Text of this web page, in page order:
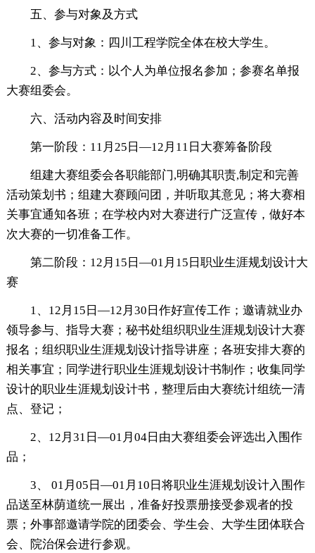
五、参与对象及方式
1、参与对象：四川工程学院全体在校大学生。
2、参与方式：以个人为单位报名参加；参赛名单报
大赛组委会。
六、活动内容及时间安排
第一阶段：11月25日—12月11日大赛筹备阶段
组建大赛组委会各职能部门,明确其职责,制定和完善
活动策划书；组建大赛顾问团，并听取其意见；将大赛相
关事宜通知各班；在学校内对大赛进行广泛宣传，做好本
次大赛的一切准备工作。
第二阶段：12月15日―01月15日职业生涯规划设计大
赛
1、12月15日—12月30日作好宣传工作；邀请就业办
领导参与、指导大赛；秘书处组织职业生涯规划设计大赛
报名；组织职业生涯规划设计指导讲座；各班安排大赛的
相关事宜；同学进行职业生涯规划设计书制作；收集同学
设计的职业生涯规划设计书，整理后由大赛统计组统一清
点、登记；
2、12月31日―01月04日由大赛组委会评选出入围作
品；
3、 01月05日―01月10日将职业生涯规划设计入围作
品送至林荫道统一展出，准备好投票册接受参观者的投
票；外事部邀请学院的团委会、学生会、大学生团体联合
会、院治保会进行参观。